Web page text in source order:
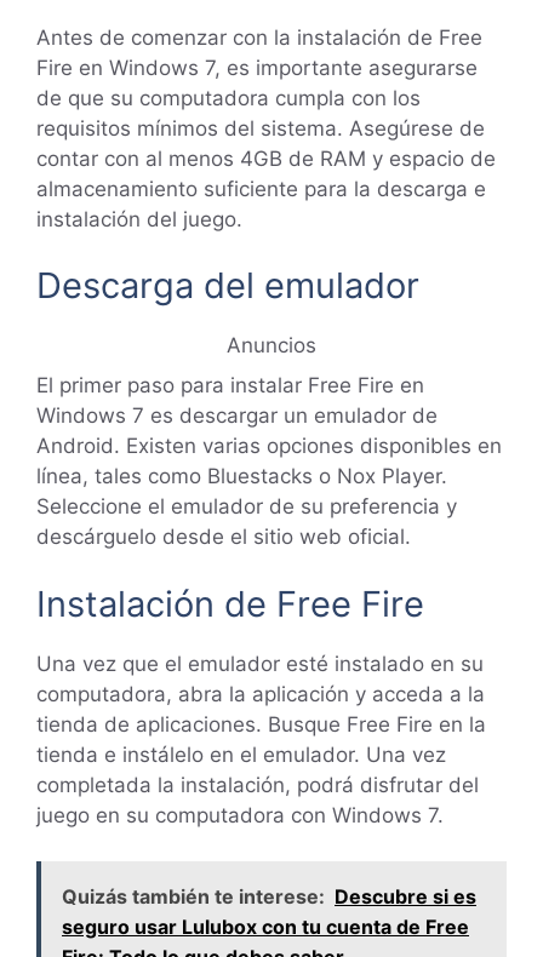
Antes de comenzar con la instalación de Free
Fire en Windows 7, es importante asegurarse
de que su computadora cumpla con los
requisitos mínimos del sistema. Asegúrese de
contar con al menos 4GB de RAM y espacio de
almacenamiento suficiente para la descarga e
instalación del juego.
Descarga del emulador
Anuncios
El primer paso para instalar Free Fire en
Windows 7 es descargar un emulador de
Android. Existen varias opciones disponibles en
línea, tales como Bluestacks o Nox Player.
Seleccione el emulador de su preferencia y
descárguelo desde el sitio web oficial.
Instalación de Free Fire
Una vez que el emulador esté instalado en su
computadora, abra la aplicación y acceda a la
tienda de aplicaciones. Busque Free Fire en la
tienda e instálelo en el emulador. Una vez
completada la instalación, podrá disfrutar del
juego en su computadora con Windows 7.
Quizás también te interese: Descubre si es
seguro usar Lulubox con tu cuenta de Free